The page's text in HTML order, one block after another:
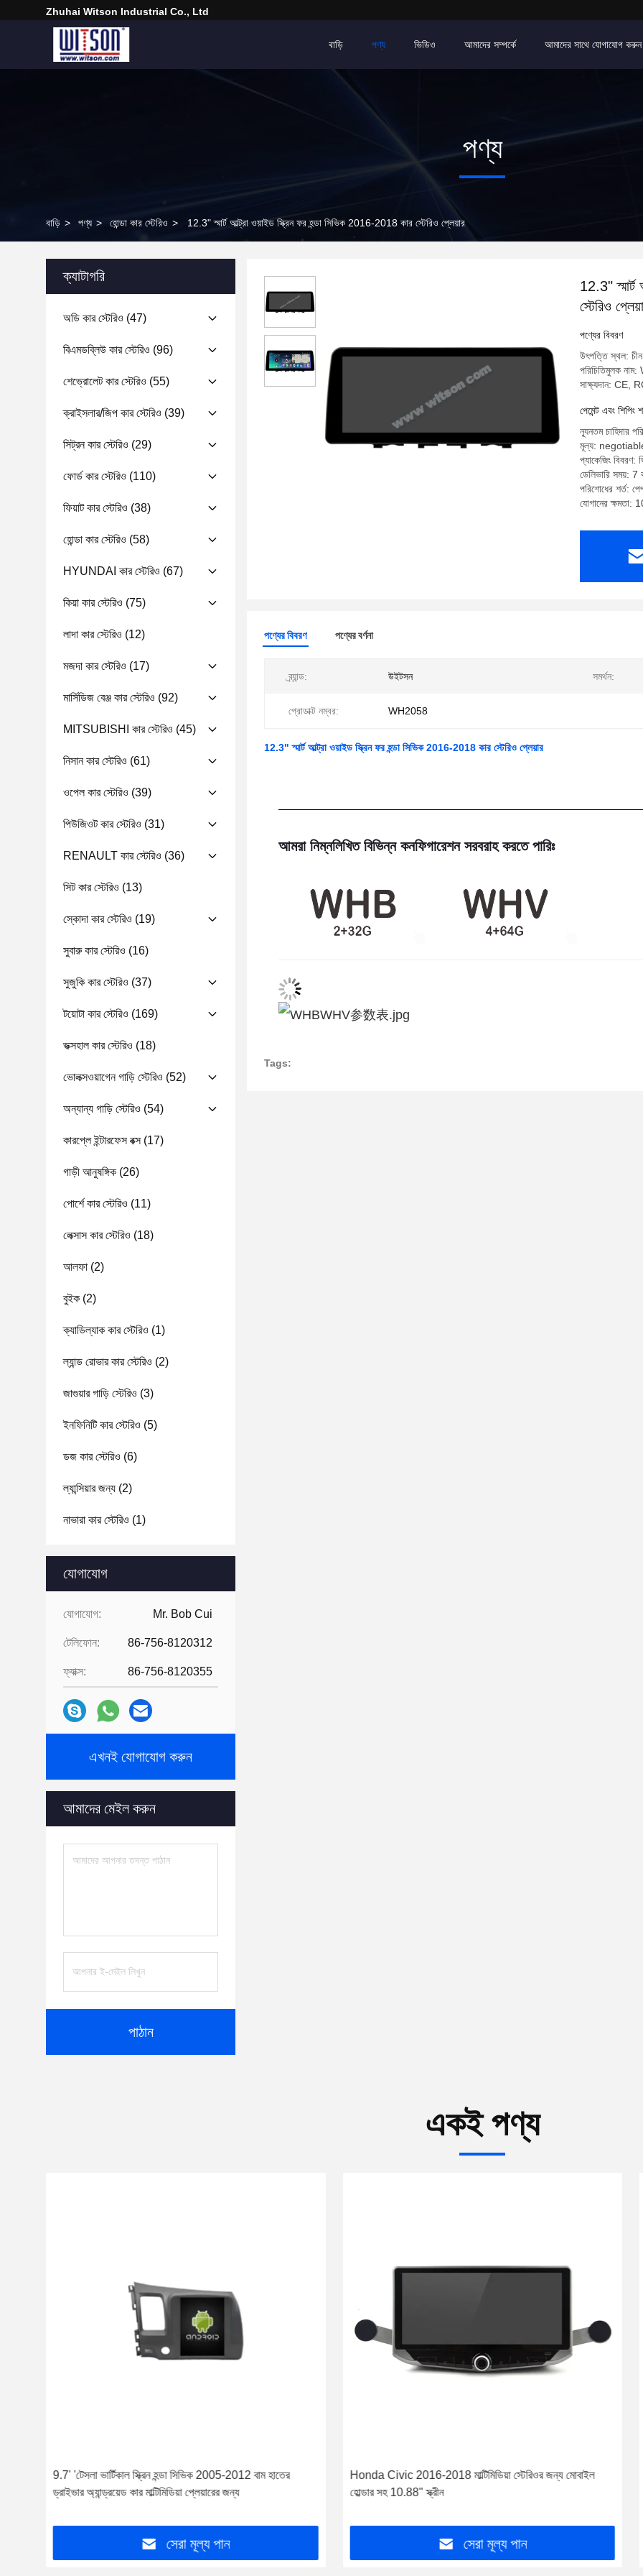
Zhuhai Witson Industrial Co., Ltd
বাড়ি পণ্য ভিডিও আমাদের সম্পর্কে আমাদের সাথে যোগাযোগ করুন
পণ্য
বাড়ি > পণ্য > হোন্ডা কার স্টেরিও > 12.3" স্মার্ট আল্ট্রা ওয়াইড স্ক্রিন ফর হন্ডা সিভিক 2016-2018 কার স্টেরিও প্লেয়ার
ক্যাটাগরি
অডি কার স্টেরিও (47)
বিএমডব্লিউ কার স্টেরিও (96)
শেভ্রোলেট কার স্টেরিও (55)
ক্রাইসলার/জিপ কার স্টেরিও (39)
সিট্রন কার স্টেরিও (29)
ফোর্ড কার স্টেরিও (110)
ফিয়াট কার স্টেরিও (38)
হোন্ডা কার স্টেরিও (58)
HYUNDAI কার স্টেরিও (67)
কিয়া কার স্টেরিও (75)
লাদা কার স্টেরিও (12)
মজদা কার স্টেরিও (17)
মার্সিডিজ বেঞ্জ কার স্টেরিও (92)
MITSUBISHI কার স্টেরিও (45)
নিসান কার স্টেরিও (61)
ওপেল কার স্টেরিও (39)
পিউজিওট কার স্টেরিও (31)
RENAULT কার স্টেরিও (36)
সিট কার স্টেরিও (13)
স্কোদা কার স্টেরিও (19)
সুবারু কার স্টেরিও (16)
সুজুকি কার স্টেরিও (37)
টয়োটা কার স্টেরিও (169)
ভক্সহাল কার স্টেরিও (18)
ভোলক্সওয়াগেন গাড়ি স্টেরিও (52)
অন্যান্য গাড়ি স্টেরিও (54)
কারপ্লে ইন্টারফেস বক্স(17)
গাড়ী আনুষঙ্গিক (26)
পোর্শে কার স্টেরিও (11)
লেক্সাস কার স্টেরিও (18)
আলফা (2)
বুইক (2)
ক্যাডিল্যাক কার স্টেরিও (1)
ল্যান্ড রোভার কার স্টেরিও (2)
জাগুয়ার গাড়ি স্টেরিও (3)
ইনফিনিটি কার স্টেরিও (5)
ডজ কার স্টেরিও (6)
ল্যান্সিয়ার জন্য (2)
নাভারা কার স্টেরিও (1)
যোগাযোগ
যোগাযোগ: Mr. Bob Cui
টেলিফোন: 86-756-8120312
ফ্যাক্স: 86-756-8120355
এখনই যোগাযোগ করুন
আমাদের মেইল ​​করুন
পাঠান
12.3"
স্টেরিও
পণ্যের বিবরণ
উৎপত্তি স্থল: চীন
পরিচিতিমুলক
সাক্ষ্যদান: CE,
পেমেন্ট এবং শিপিং
ন্যূনতম চাহিদার
মূল্য:
প্যাকেজিং বিবরণ:
ডেলিভারি সময়: 7
পরিশোধের শর্ত:
যোগানের ক্ষমতা:
পণ্যের বিবরণ পণ্যের বর্ণনা
ব্র্যান্ড: উইটসন সমর্থন:
প্রোডাক্ট নম্বর: WH2058
12.3" স্মার্ট আল্ট্রা ওয়াইড স্ক্রিন ফর হন্ডা সিভিক 2016-2018 কার স্টেরিও প্লেয়ার
আমরা নিম্নলিখিত বিভিন্ন কনফিগারেশন সরবরাহ করতে পারিঃ
Tags:
একই পণ্য
9.7' 'টেসলা ভার্টিকাল স্ক্রিন হন্ডা সিভিক 2005-2012 বাম হাতের
ড্রাইভার অ্যান্ড্রয়েড কার মাল্টিমিডিয়া প্লেয়ারের জন্য
সেরা মূল্য পান
Honda Civic 2016-2018 মাল্টিমিডিয়া স্টেরিওর জন্য মোবাইল
হোল্ডার সহ 10.88" স্ক্রীন
সেরা মূল্য পান